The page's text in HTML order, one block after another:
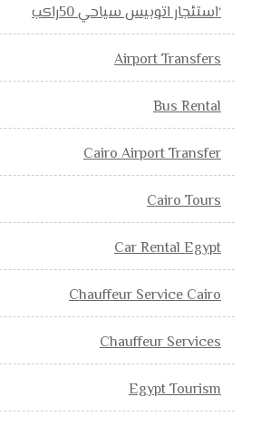
‘استئجار اتوبيس سياحي 50راكب
Airport Transfers
Bus Rental
Cairo Airport Transfer
Cairo Tours
Car Rental Egypt
Chauffeur Service Cairo
Chauffeur Services
Egypt Tourism